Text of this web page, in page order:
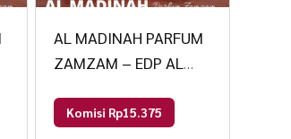
AL MADINAH PARFUM
ZAMZAM – EDP AL
50ml Rose Nabawi
Komisi Rp15.375